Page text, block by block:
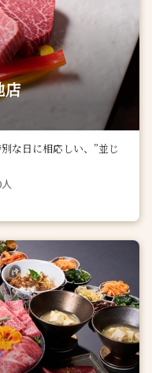
店
な日に相応しい、”並じ
人